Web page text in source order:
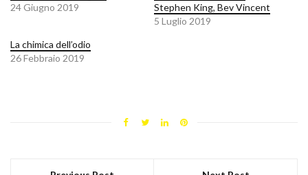
24 Giugno 2019
Stephen King, Bev Vincent
5 Luglio 2019
La chimica dell’odio
26 Febbraio 2019